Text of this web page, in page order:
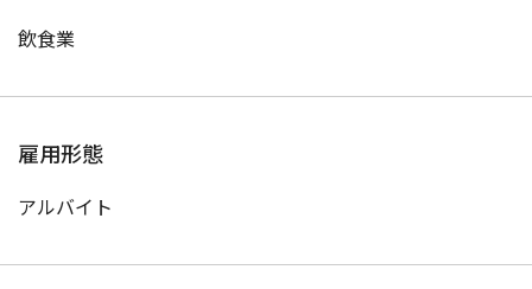
飲食業
雇用形態
アルバイト